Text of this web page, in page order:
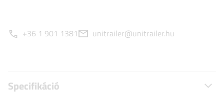
+36 1 901 1381 unitrailer@unitrailer.hu
Specifikáció